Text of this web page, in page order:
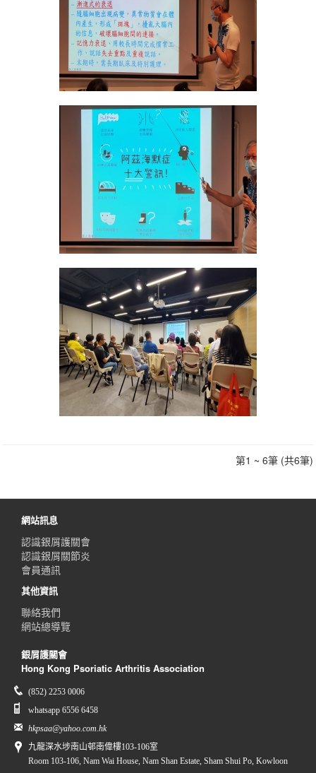
第1 ~ 6筆 (共6筆)
網站訊息
認識銀屑護關會
認識銀屑關節炎
會員通訊
其他資訊
聯絡我們
網站總導覽
銀屑護關會
Hong Kong Psoriatic Arthritis Association
(852) 2253 0006
whatsapp 6556 6458
hkpsaa@yahoo.com.hk
九龍深水埗南山邨南偉樓103-106室
Room 103-106, Nam Wai House, Nam Shan Estate, Sham Shui Po, Kowloon